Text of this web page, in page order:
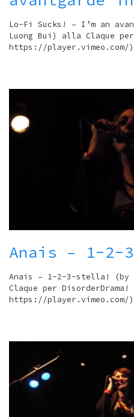
Lo-Fi Sucks! – I’m an
Luong Bui) alla Claque
https://player.vimeo.com/)
Anais – 1-
Anais – 1-2-3-stella! (by
Claque per DisorderDrama!
https://player.vimeo.com/)